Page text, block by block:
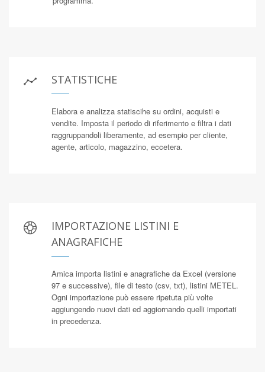
STATISTICHE
Elabora e analizza statiscihe su ordini, acquisti e
vendite. Imposta il periodo di riferimento e filtra i dati
raggruppandoli liberamente, ad esempio per cliente,
agente, articolo, magazzino, eccetera.
IMPORTAZIONE LISTINI E
ANAGRAFICHE
Amica importa listini e anagrafiche da Excel (versione
97 e successive), file di testo (csv, txt), listini METEL.
Ogni importazione può essere ripetuta più volte
aggiungendo nuovi dati ed aggiornando quelli importati
in precedenza.